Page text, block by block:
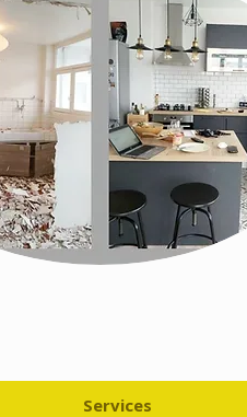
Services